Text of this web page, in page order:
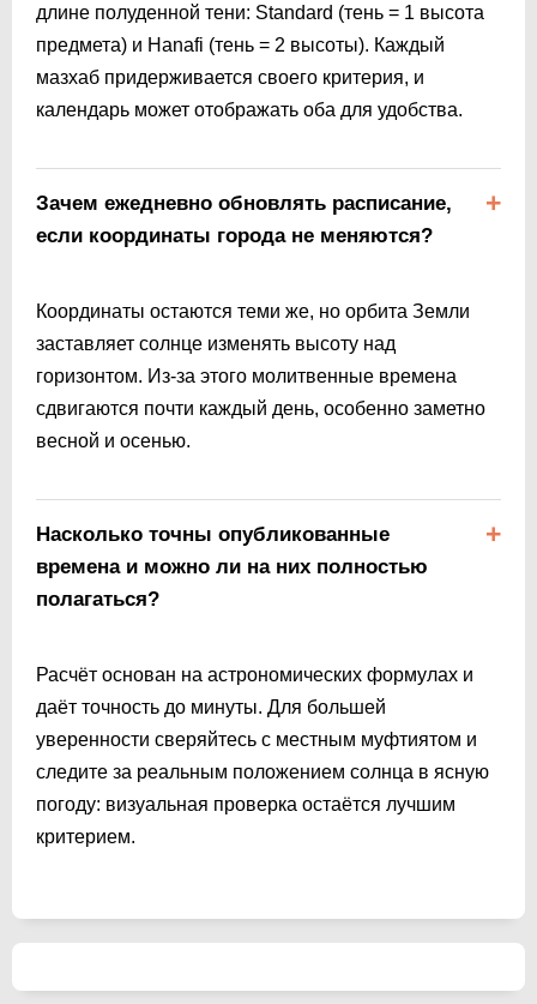
длине полуденной тени: Standard (тень = 1 высота
предмета) и Hanafi (тень = 2 высоты). Каждый
мазхаб придерживается своего критерия, и
календарь может отображать оба для удобства.
Зачем ежедневно обновлять расписание,
если координаты города не меняются?
Координаты остаются теми же, но орбита Земли
заставляет солнце изменять высоту над
горизонтом. Из-за этого молитвенные времена
сдвигаются почти каждый день, особенно заметно
весной и осенью.
Насколько точны опубликованные
времена и можно ли на них полностью
полагаться?
Расчёт основан на астрономических формулах и
даёт точность до минуты. Для большей
уверенности сверяйтесь с местным муфтиятом и
следите за реальным положением солнца в ясную
погоду: визуальная проверка остаётся лучшим
критерием.